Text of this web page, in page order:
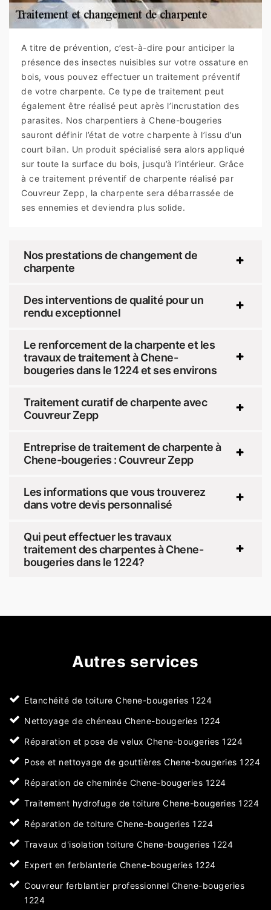
A titre de prévention, c’est-à-dire pour anticiper la
présence des insectes nuisibles sur votre ossature en
bois, vous pouvez effectuer un traitement préventif
de votre charpente. Ce type de traitement peut
également être réalisé peut après l’incrustation des
parasites. Nos charpentiers à Chene-bougeries
sauront définir l’état de votre charpente à l’issu d’un
court bilan. Un produit spécialisé sera alors appliqué
sur toute la surface du bois, jusqu’à l’intérieur. Grâce
à ce traitement préventif de charpente réalisé par
Couvreur Zepp, la charpente sera débarrassée de
ses ennemies et deviendra plus solide.
Nos prestations de changement de
charpente
Des interventions de qualité pour un
rendu exceptionnel
Le renforcement de la charpente et les
travaux de traitement à Chene-
bougeries dans le 1224 et ses environs
Traitement curatif de charpente avec
Couvreur Zepp
Entreprise de traitement de charpente à
Chene-bougeries : Couvreur Zepp
Les informations que vous trouverez
dans votre devis personnalisé
Qui peut effectuer les travaux
traitement des charpentes à Chene-
bougeries dans le 1224?
Autres services
Etanchéité de toiture Chene-bougeries 1224
Nettoyage de chéneau Chene-bougeries 1224
Réparation et pose de velux Chene-bougeries 1224
Pose et nettoyage de gouttières Chene-bougeries 1224
Réparation de cheminée Chene-bougeries 1224
Traitement hydrofuge de toiture Chene-bougeries 1224
Réparation de toiture Chene-bougeries 1224
Travaux d'isolation toiture Chene-bougeries 1224
Expert en ferblanterie Chene-bougeries 1224
Couvreur ferblantier professionnel Chene-bougeries
1224